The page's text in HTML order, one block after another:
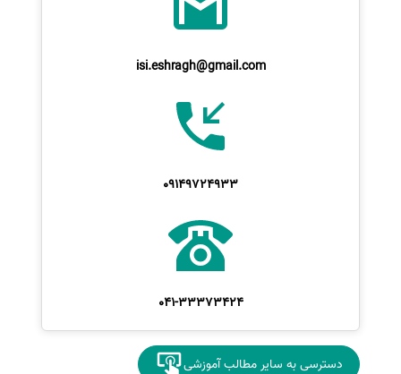
isi.eshragh@gmail.com
09149724933
041-33373424
دسترسی به سایر مطالب آموزشی